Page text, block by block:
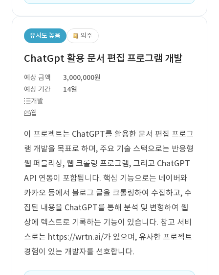
유사도 높음 외주
ChatGpt 활용 문서 편집 프로그램 개발
예상 금액
3,000,000원
예상 기간
14일
개발
웹
이 프로젝트는 ChatGPT를 활용한 문서 편집 프로그
램 개발을 목표로 하며, 주요 기술 스택으로는 반응형
웹 퍼블리싱, 웹 크롤링 프로그램, 그리고 ChatGPT
API 연동이 포함됩니다. 핵심 기능으로는 네이버와
카카오 등에서 블로그 글을 크롤링하여 수집하고, 수
집된 내용을 ChatGPT를 통해 분석 및 변형하여 웹
상에 텍스트로 기록하는 기능이 있습니다. 참고 서비
스로는 https://wrtn.ai/가 있으며, 유사한 프로젝트
경험이 있는 개발자를 선호합니다.